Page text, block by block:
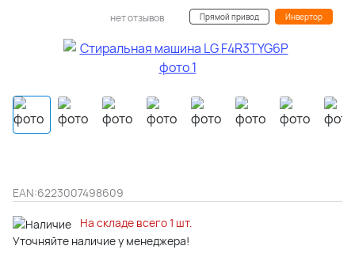
нет отзывов Прямой привод Инвертор
EAN:6223007498609
На складе всего 1 шт.
Уточняйте наличие у менеджера!